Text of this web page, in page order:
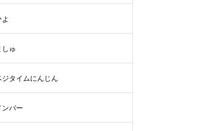
しゅ
ジタイムにんじん
ンバー